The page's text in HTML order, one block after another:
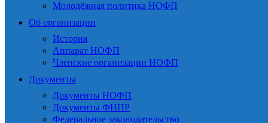
Молодёжная политика НОФП
Об организации
История
Аппарат НОФП
Членские организации НОФП
Документы
Документы НОФП
Документы ФНПР
Федеральное законодательство